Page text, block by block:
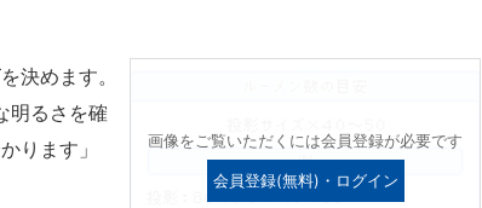
画像をご覧いただくには会員登録が必要です
会員登録(無料)・ログイン
決めます。
明るさを確
ります」